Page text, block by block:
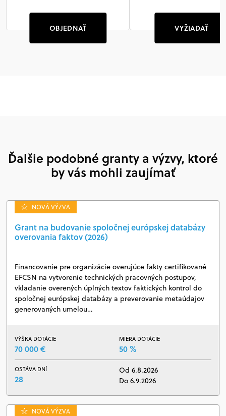
OBJEDNAŤ VYŽIADAŤ
Ďalšie podobné granty a výzvy, ktoré
by vás mohli zaujímať
NOVÁ VÝZVA
Grant na budovanie spoločnej európskej databázy
overovania faktov (2026)
Financovanie pre organizácie overujúce fakty certifikované
EFCSN na vytvorenie technických pracovných postupov,
vkladanie overených úplných textov faktických kontrol do
spoločnej európskej databázy a preverovanie metaúdajov
generovaných umelou…
VÝŠKA DOTÁCIE
70 000 €
MIERA DOTÁCIE
50 %
OSTÁVA DNÍ
28
Od 6.8.2026
Do 6.9.2026
NOVÁ VÝZVA